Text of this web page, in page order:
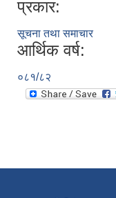
प्रकार:
सूचना तथा समाचार
आर्थिक वर्ष:
०८१/८२